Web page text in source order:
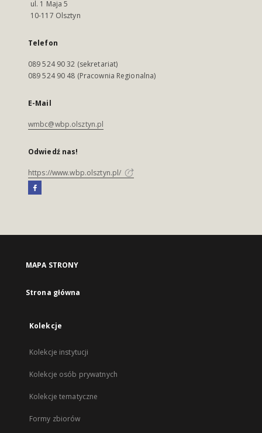
ul. 1 Maja 5
10-117 Olsztyn
Telefon
089 524 90 32 (sekretariat)
089 524 90 48 (Pracownia Regionalna)
E-Mail
wmbc@wbp.olsztyn.pl
Odwiedź nas!
https://www.wbp.olsztyn.pl/
MAPA STRONY
Strona główna
Kolekcje
Kolekcje instytucji
Kolekcje osób prywatnych
Kolekcje tematyczne
Formy zbiorów